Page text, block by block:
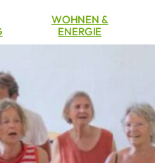
WOHNEN &
ENERGIE